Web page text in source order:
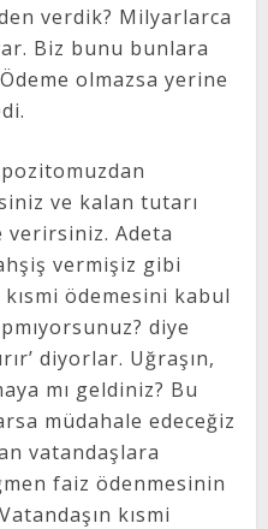
verdik? Milyarlarca
Biz bunu bunlara
olmazsa yerine
ve kalan tutarı
verirsiniz. Adeta
vermişiz gibi
ödemesini kabul
diye
diyorlar. Uğraşın,
mı geldiniz? Bu
müdahale edeceğiz
vatandaşlara
faiz ödenmesinin
kısmi